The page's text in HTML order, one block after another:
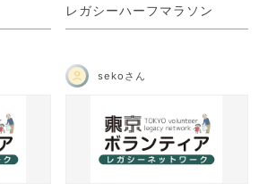
レガシーハーフマラソン
sekoさん